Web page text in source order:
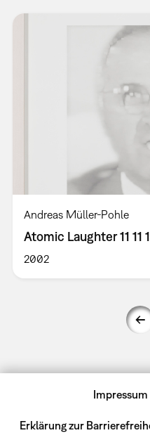
Andreas Müller-Pohle
Atomic Laughter 11 11
2002
Impressum
Erklärung zur